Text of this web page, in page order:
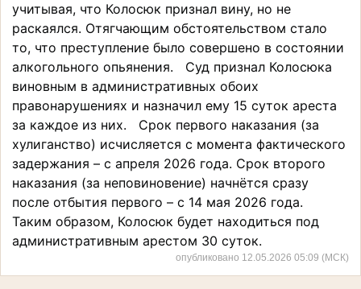
учитывая, что Колосюк признал вину, но не
раскаялся. Отягчающим обстоятельством стало
то, что преступление было совершено в состоянии
алкогольного опьянения. Суд признал Колосюка
виновным в административных обоих
правонарушениях и назначил ему 15 суток ареста
за каждое из них. Срок первого наказания (за
хулиганство) исчисляется с момента фактического
задержания – с апреля 2026 года. Срок второго
наказания (за неповиновение) начнётся сразу
после отбытия первого – с 14 мая 2026 года.
Таким образом, Колосюк будет находиться под
административным арестом 30 суток.
опубликовано 12.05.2026 05:09 (МСК)